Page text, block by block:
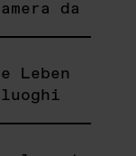
da
Leben